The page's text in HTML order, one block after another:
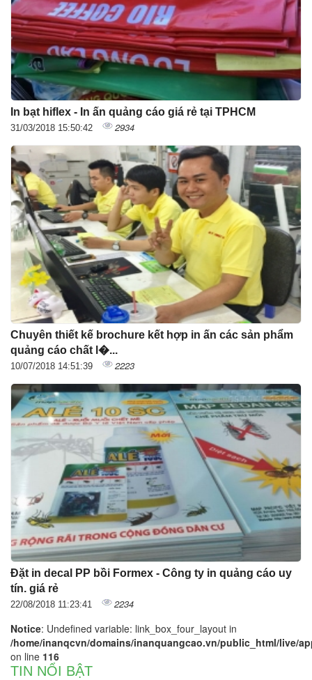
In bạt hiflex - In ấn quảng cáo giá rẻ tại TPHCM
31/03/2018 15:50:42 2934
Chuyên thiết kế brochure kết hợp in ấn các sản phẩm
quảng cáo chất l�...
10/07/2018 14:51:39 2223
Đặt in decal PP bồi Formex - Công ty in quảng cáo uy
tín. giá rẻ
22/08/2018 11:23:41 2234
Notice: Undefined variable: link_box_four_layout in
/home/inanqcvn/domains/inanquangcao.vn/public_html/live/
on line 116
TIN NỔI BẬT